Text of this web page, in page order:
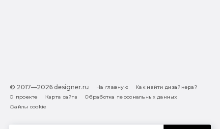
© 2017—2026 designer.ru На главную
Как найти дизайнера?
О проекте
Карта сайта
Обработка персональных данных
Файлы cookie